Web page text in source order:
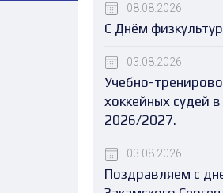
08.08.2026
С Днём
03.08.2026
Учебно-
хоккейных судей в
2026/2027.
03.08.2026
Поздравляем с